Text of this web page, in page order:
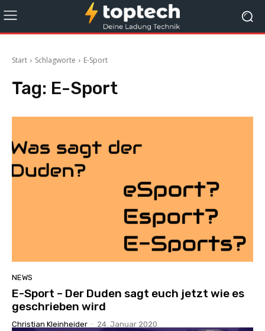
Start Schlagworte E-Sport
Tag: E-Sport
NEWS
E-Sport – Der Duden sagt euch jetzt wie es
geschrieben wird
Christian Kleinheider - 24. Januar 2020